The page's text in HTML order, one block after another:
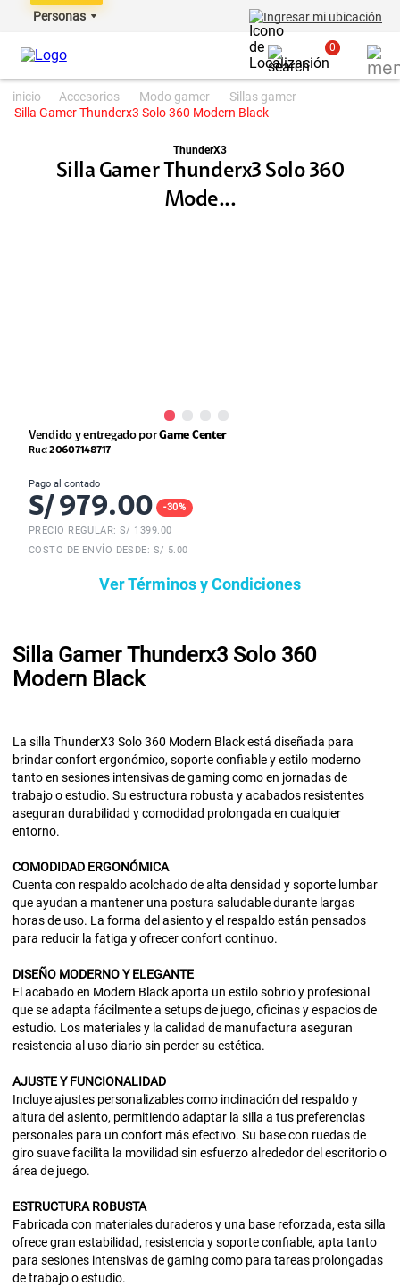
Personas Ingresar mi ubicación
0
accesorios modo gamer
sillas gamer
Silla Gamer Thunderx3 Solo 360 Modern Black
ThunderX3
Silla Gamer Thunderx3 Solo 360
Mode...
Vendido y entregado porGame Center
Ruc:20607148717
Pago al contado
S/ 979.00 -30%
PRECIO REGULAR: S/ 1399.00
COSTO DE ENVÍO DESDE: S/ 5.00
Ver Términos y Condiciones
Silla Gamer Thunderx3 Solo 360
Modern Black
La silla ThunderX3 Solo 360 Modern Black está diseñada para
brindar confort ergonómico, soporte confiable y estilo moderno
tanto en sesiones intensivas de gaming como en jornadas de
trabajo o estudio. Su estructura robusta y acabados resistentes
aseguran durabilidad y comodidad prolongada en cualquier
entorno.
COMODIDAD ERGONÓMICA
Cuenta con respaldo acolchado de alta densidad y soporte lumbar
que ayudan a mantener una postura saludable durante largas
horas de uso. La forma del asiento y el respaldo están pensados
para reducir la fatiga y ofrecer confort continuo.
DISEÑO MODERNO Y ELEGANTE
El acabado en Modern Black aporta un estilo sobrio y profesional
que se adapta fácilmente a setups de juego, oficinas y espacios de
estudio. Los materiales y la calidad de manufactura aseguran
resistencia al uso diario sin perder su estética.
AJUSTE Y FUNCIONALIDAD
Incluye ajustes personalizables como inclinación del respaldo y
altura del asiento, permitiendo adaptar la silla a tus preferencias
personales para un confort más efectivo. Su base con ruedas de
giro suave facilita la movilidad sin esfuerzo alrededor del escritorio o
área de juego.
ESTRUCTURA ROBUSTA
Fabricada con materiales duraderos y una base reforzada, esta silla
ofrece gran estabilidad, resistencia y soporte confiable, apta tanto
para sesiones intensivas de gaming como para tareas prolongadas
de trabajo o estudio.